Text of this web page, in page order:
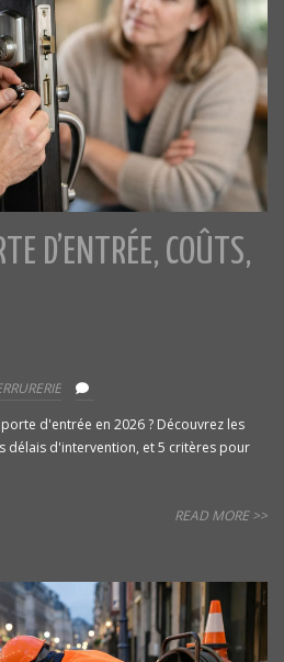
D’ENTRÉE, COÛTS,
d'entrée en 2026 ? Découvrez les
délais d'intervention, et 5 critères pour
READ MORE >>